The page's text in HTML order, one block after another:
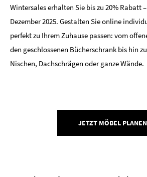
Wintersales erhalten Sie bis zu 20% Rabatt
Dezember 2025. Gestalten Sie online
perfekt zu Ihrem Zuhause passen: vom
den geschlossenen Bücherschrank bis hin
Nischen, Dachschrägen oder ganze Wände.
JETZT MÖBEL PLANEN